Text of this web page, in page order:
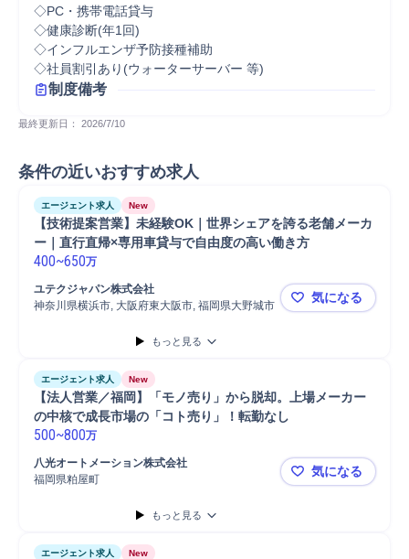
◇PC・携帯電話貸与
◇健康診断(年1回)
◇インフルエンザ予防接種補助
◇社員割引あり(ウォーターサーバー 等)
制度備考
最終更新日： 2026/7/10
条件の近いおすすめ求人
エージェント求人 New
【技術提案営業】未経験OK｜世界シェアを誇る老舗メーカ
ー｜直行直帰×専用車貸与で自由度の高い働き方
400~650万
ユテクジャパン株式会社
神奈川県横浜市, 大阪府東大阪市, 福岡県大野城市
【技術提案
気になる
もっと見る
エージェント求人 New
【法人営業／福岡】「モノ売り」から脱却。上場メーカー
の中核で成長市場の「コト売り」！転勤なし
500~800万
八光オートメーション株式会社
福岡県粕屋町
【法人営業
気になる
もっと見る
エージェント求人 New